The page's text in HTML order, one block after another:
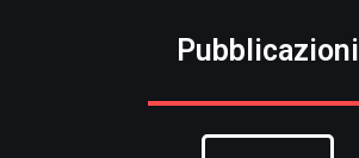
Pubblicazioni